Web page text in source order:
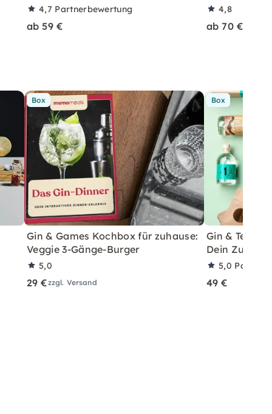
4,7 Partnerbewertung
ab 59 €
4,8
ab 70 €
Box
Gin & Games Kochbox für zuhause:
Veggie 3-Gänge-Burger
5,0
29 €zzgl. Versand
Box
Gin & Tea
Dein
5,0
49 €